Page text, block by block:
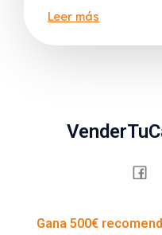
Leer más
Gana 500€